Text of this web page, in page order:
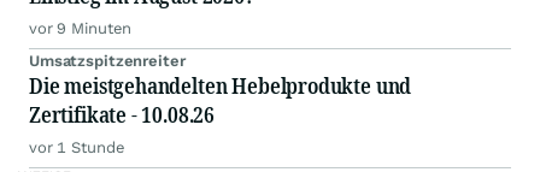
vor 9 Minuten
Umsatzspitzenreiter
Die meistgehandelten Hebelprodukte und
Zertifikate - 10.08.26
vor 1 Stunde